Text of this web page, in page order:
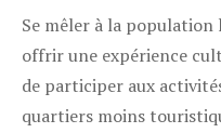
Se mêler à la
offrir une expérience
de participer aux
quartiers moins